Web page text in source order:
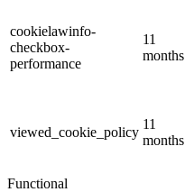
cookielawinfo-
checkbox-
performance
11
months
viewed_cookie_policy
11
months
Functional